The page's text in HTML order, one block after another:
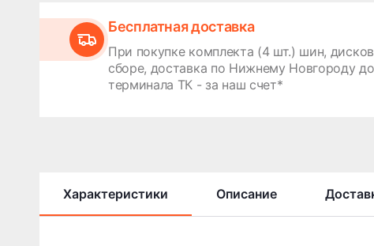
Бесплатная доставка
При покупке комплекта (4 шт.) шин,
сборе, доставка по Нижнему Новгороду
терминала ТК - за наш счет*
Характеристики Описание